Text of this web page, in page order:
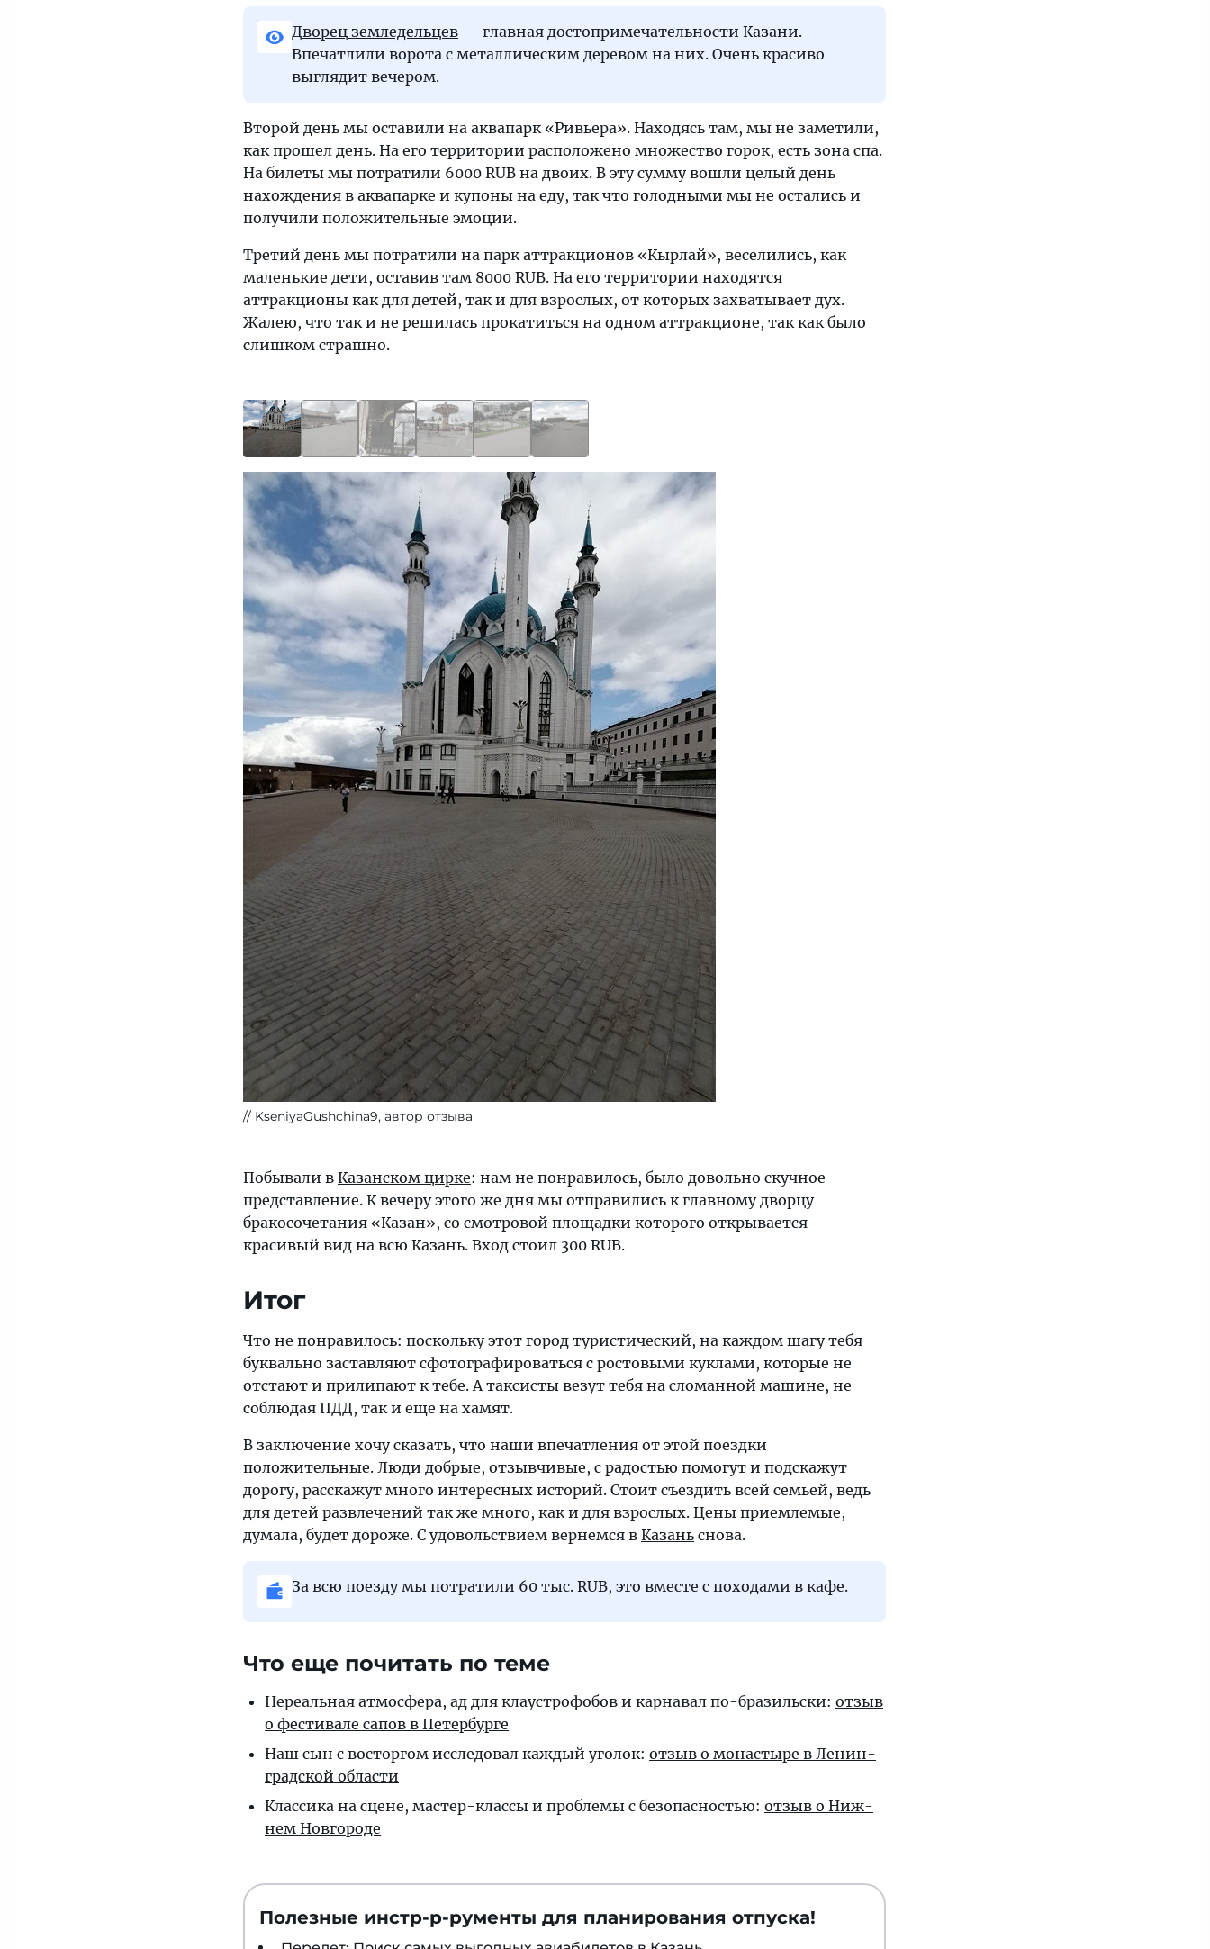
Казань.
как
гостиница
была
забронирована,
пара
на
вокзал
и
купила
билеты
Дворец земледельцев — главная достопримечательности Казани.
Впечатлили ворота с металлическим деревом на них. Очень красиво
выглядит вечером.
Второй день мы оставили на аквапарк «Ривьера». Находясь там, мы не заметили,
как прошел день. На его территории расположено множество горок, есть зона спа.
На билеты мы потратили 6000 RUB на двоих. В эту сумму вошли целый день
нахождения в аквапарке и купоны на еду, так что голодными мы не остались и
получили положительные эмоции.
Третий день мы потратили на парк аттракционов «Кырлай», веселились, как
маленькие дети, оставив там 8000 RUB. На его территории находятся
аттракционы как для детей, так и для взрослых, от которых захватывает дух.
Жалею, что так и не решилась прокатиться на одном аттракционе, так как было
слишком страшно.
KseniyaGushchina9, автор отзыва
Побывали в Казанском цирке: нам не понравилось, было довольно скучное
представление. К вечеру этого же дня мы отправились к главному дворцу
бракосочетания «Казан», со смотровой площадки которого открывается
красивый вид на всю Казань. Вход стоил 300 RUB.
Итог
Что не понравилось: поскольку этот город туристический, на каждом шагу тебя
буквально заставляют сфотографироваться с ростовыми куклами, которые не
отстают и прилипают к тебе. А таксисты везут тебя на сломанной машине, не
соблюдая ПДД, так и еще на хамят.
В заключение хочу сказать, что наши впечатления от этой поездки
положительные. Люди добрые, отзывчивые, с радостью помогут и подскажут
дорогу, расскажут много интересных историй. Стоит съездить всей семьей, ведь
для детей развлечений так же много, как и для взрослых. Цены приемлемые,
думала, будет дороже. С удовольствием вернемся в Казань снова.
За всю поезду мы потратили 60 тыс. RUB, это вместе с походами в кафе.
Что еще почитать по теме
Нереальная ат­мо­сфера, ад для кла­уст­ро­фо­бов и кар­на­вал по-бра­зиль­ски: от­зыв
о фес­ти­ва­ле са­пов в Петербурге
Наш сын с востор­гом ис­сле­до­вал каж­дый уго­лок: от­зыв о мо­нас­ты­ре в Ле­нин­
град­ской области
Классика на сцене, мас­тер-клас­сы и проб­ле­мы с бе­зо­пас­ностью: от­зыв о Ниж­
нем Новгороде
Полезные инстр-р-рументы для планирования отпуска!